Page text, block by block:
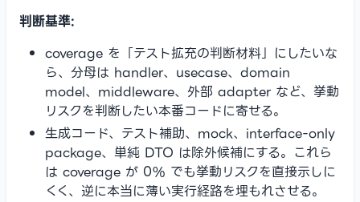
判断基準:
coverage を「テスト拡充の判断材料」にしたいな
ら、分母は handler、usecase、domain
model、middleware、外部 adapter など、挙動
リスクを判断したい本番コードに寄せる。
生成コード、テスト補助、mock、interface-only
package、単純 DTO は除外候補にする。これら
は coverage が 0% でも挙動リスクを直接示しに
くく、逆に本当に薄い実行経路を埋もれさせる。